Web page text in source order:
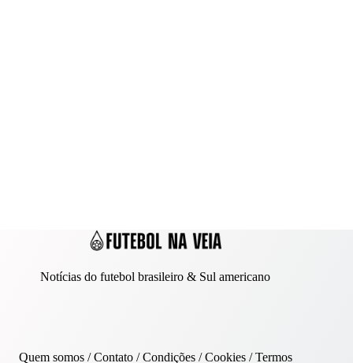
Notícias do futebol brasileiro & Sul americano
Quem somos/Contato/ Condições /Cookies/Termos